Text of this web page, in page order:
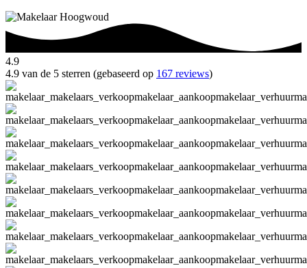
4.9
4.9 van de 5 sterren (gebaseerd op 167 reviews)